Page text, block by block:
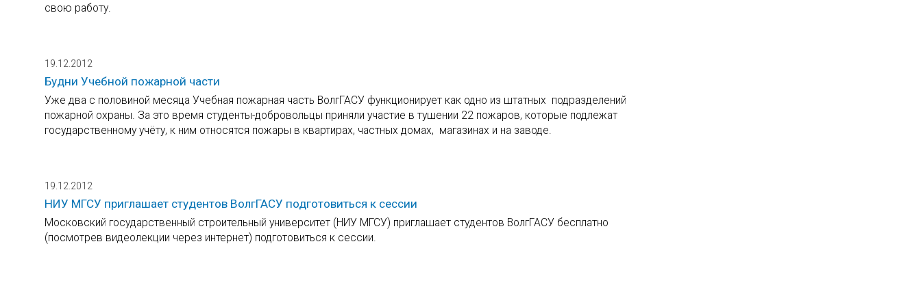
свою работу.
19.12.2012
Будни Учебной пожарной части
Уже два с половиной месяца Учебная пожарная часть ВолгГАСУ функционирует как одно из штатных подразделений
пожарной охраны. За это время студенты-добровольцы приняли участие в тушении 22 пожаров, которые подлежат
государственному учёту, к ним относятся пожары в квартирах, частных домах, магазинах и на заводе.
19.12.2012
НИУ МГСУ приглашает студентов ВолгГАСУ подготовиться к сессии
Московский государственный строительный университет (НИУ МГСУ) приглашает студентов ВолгГАСУ бесплатно
(посмотрев видеолекции через интернет) подготовиться к сессии.